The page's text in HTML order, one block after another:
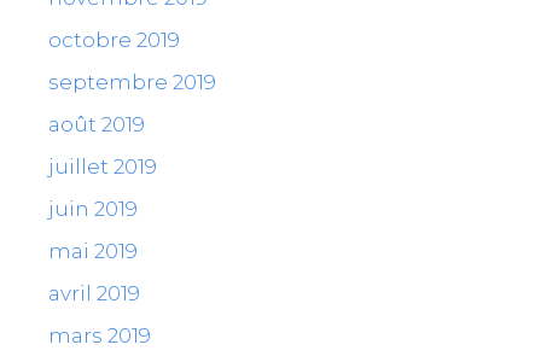
octobre 2019
septembre 2019
août 2019
juillet 2019
juin 2019
mai 2019
avril 2019
mars 2019